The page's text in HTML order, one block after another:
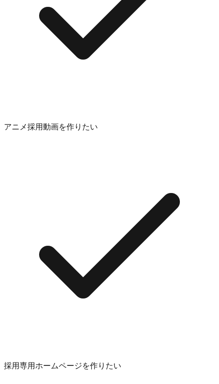
アニメ採用動画を作りたい
採用専用ホームページを作りたい